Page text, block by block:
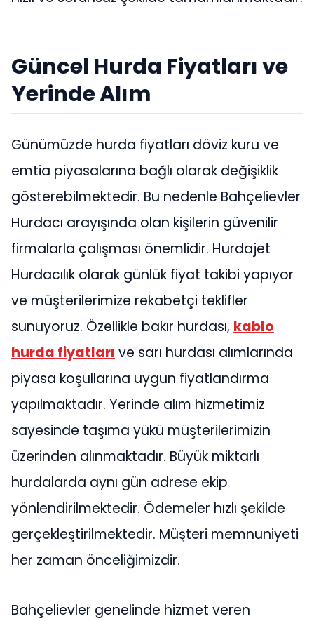
Güncel Hurda Fiyatları ve
Yerinde Alım
Günümüzde hurda fiyatları döviz kuru ve
emtia piyasalarına bağlı olarak değişiklik
gösterebilmektedir. Bu nedenle Bahçelievler
Hurdacı arayışında olan kişilerin güvenilir
firmalarla çalışması önemlidir. Hurdajet
Hurdacılık olarak günlük fiyat takibi yapıyor
ve müşterilerimize rekabetçi teklifler
sunuyoruz. Özellikle bakır hurdası, kablo
hurda fiyatları ve sarı hurdası alımlarında
piyasa koşullarına uygun fiyatlandırma
yapılmaktadır. Yerinde alım hizmetimiz
sayesinde taşıma yükü müşterilerimizin
üzerinden alınmaktadır. Büyük miktarlı
hurdalarda aynı gün adrese ekip
yönlendirilmektedir. Ödemeler hızlı şekilde
gerçekleştirilmektedir. Müşteri memnuniyeti
her zaman önceliğimizdir.
Bahçelievler genelinde hizmet veren